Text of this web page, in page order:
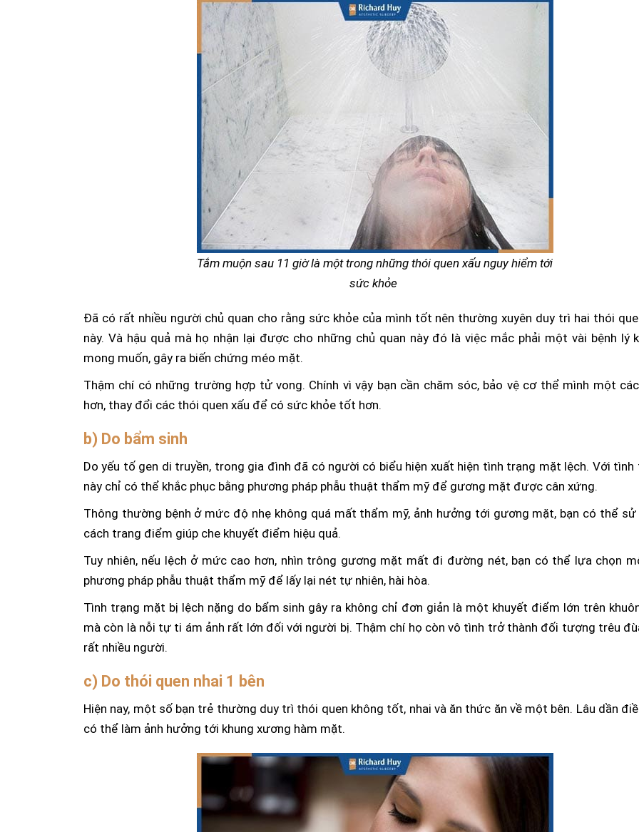
Tắm muộn sau 11 giờ là một trong những thói quen xấu nguy hiểm tới
sức khỏe
Đã có rất nhiều người chủ quan cho rằng sức khỏe của mình tốt nên thường xuyên duy trì hai thói
này. Và hậu quả mà họ nhận lại được cho những chủ quan này đó là việc mắc phải một vài bệnh lý
mong muốn, gây ra biến chứng méo mặt.
Thậm chí có những trường hợp tử vong. Chính vì vậy bạn cần chăm sóc, bảo vệ cơ thể mình một
hơn, thay đổi các thói quen xấu để có sức khỏe tốt hơn.
b) Do bẩm sinh
Do yếu tố gen di truyền, trong gia đình đã có người có biểu hiện xuất hiện tình trạng mặt lệch. Với tình
này chỉ có thể khắc phục bằng phương pháp phẫu thuật thẩm mỹ để gương mặt được cân xứng.
Thông thường bệnh ở mức độ nhẹ không quá mất thẩm mỹ, ảnh hưởng tới gương mặt, bạn có thể sử
cách trang điểm giúp che khuyết điểm hiệu quả.
Tuy nhiên, nếu lệch ở mức cao hơn, nhìn trông gương mặt mất đi đường nét, bạn có thể lựa chọn
phương pháp phẫu thuật thẩm mỹ để lấy lại nét tự nhiên, hài hòa.
Tình trạng mặt bị lệch nặng do bẩm sinh gây ra không chỉ đơn giản là một khuyết điểm lớn trên
mà còn là nỗi tự ti ám ảnh rất lớn đối với người bị. Thậm chí họ còn vô tình trở thành đối tượng trêu
rất nhiều người.
c) Do thói quen nhai 1 bên
Hiện nay, một số bạn trẻ thường duy trì thói quen không tốt, nhai và ăn thức ăn về một bên. Lâu dần
có thể làm ảnh hưởng tới khung xương hàm mặt.